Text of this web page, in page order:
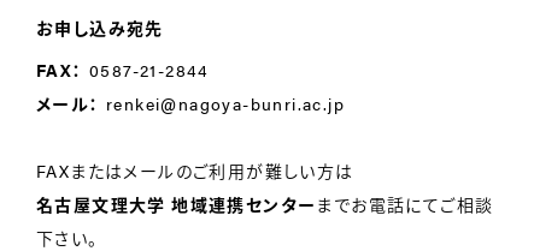
お申し込み宛先
FAX： 0587-21-2844
メール： renkei@nagoya-bunri.ac.jp
FAXまたはメールのご利用が難しい方は
名古屋文理大学 地域連携センター までお電話にてご相談
下さい。